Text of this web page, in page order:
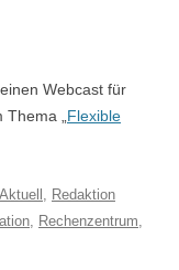
Webcast für
„ Flexible
Aktuell , Redaktion
, Rechenzentrum,